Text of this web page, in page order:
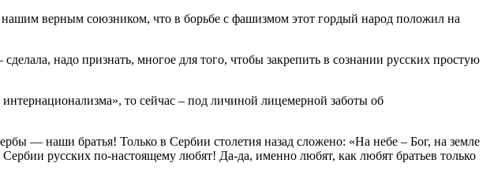
верным союзником, что в борьбе с фашизмом этот гордый народ положил на
надо признать, многое для того, чтобы закрепить в сознании русских простую
то сейчас – под личиной лицемерной заботы об
— наши братья! Только в Сербии столетия назад сложено: «На небе – Бог, на земле
русских по-настоящему любят! Да-да, именно любят, как любят братьев только